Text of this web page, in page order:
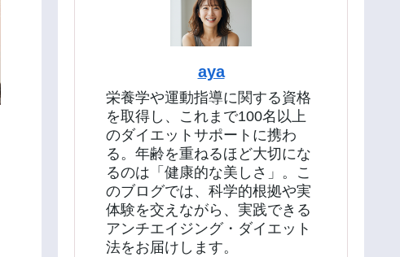
aya
栄養学や運動指導に関する資格
を取得し、これまで100名以上
のダイエットサポートに携わ
る。年齢を重ねるほど大切にな
るのは「健康的な美しさ」。こ
のブログでは、科学的根拠や実
体験を交えながら、実践できる
アンチエイジング・ダイエット
法をお届けします。